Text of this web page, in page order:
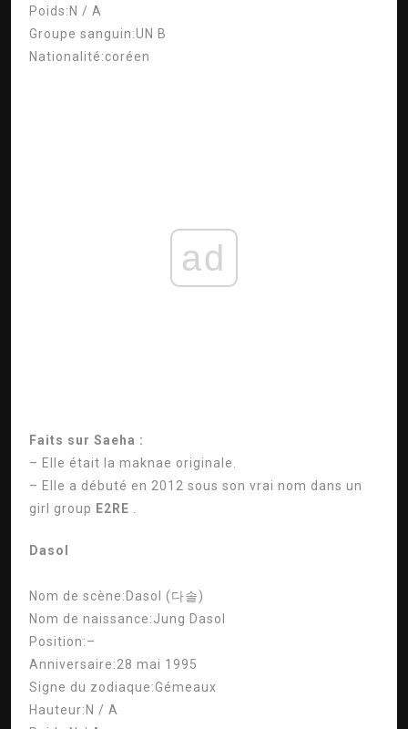
Poids: N / A
Groupe sanguin:UN B
Nationalité:coréen
ad
Faits sur Saeha :
– Elle était la maknae originale.
– Elle a débuté en 2012 sous son vrai nom dans un
girl group E2RE
Dasol
Nom de scène: Dasol (다솔)
Nom de naissance:Jung Dasol
Position:–
Anniversaire:28 mai 1995
Signe du zodiaque:Gémeaux
Hauteur: N / A